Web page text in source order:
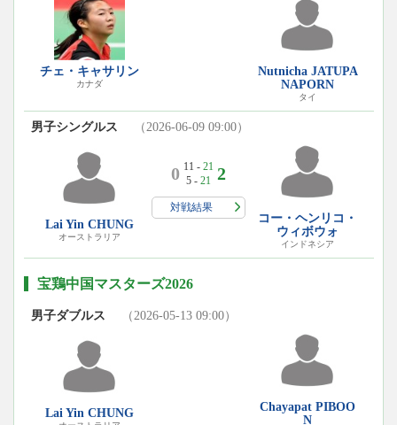
チェ・キャサリン
カナダ
Nutnicha JATUPA
NAPORN
タイ
男子シングルス （2026-06-09 09:00）
Lai Yin CHUNG
オーストラリア
0 11 - 21
5 - 21 2
対戦結果
コー・ヘンリコ・
ウィボウォ
インドネシア
宝鶏中国マスターズ2026
男子ダブルス （2026-05-13 09:00）
Lai Yin CHUNG
Chayapat PIBOO
N